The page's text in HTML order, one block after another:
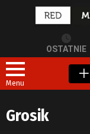
OSTATNIE
Menu
Grosik